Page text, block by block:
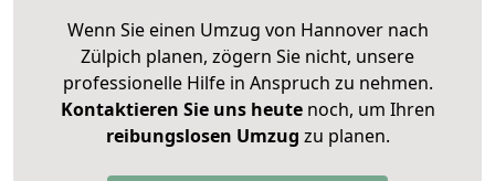
Wenn Sie einen Umzug von Hannover nach
Zülpich planen, zögern Sie nicht, unsere
professionelle Hilfe in Anspruch zu nehmen.
Kontaktieren Sie uns heutenoch, um Ihren
reibungslosen Umzug zu planen.